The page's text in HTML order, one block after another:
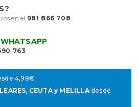
en el 981 866 708
WHATSAPP
763
4,98€
CEUTA y MELILLAdesde